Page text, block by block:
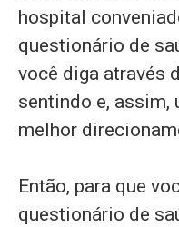
hospital
questionário de
você diga através
sentindo e, assim,
melhor
Então, para que
questionário de